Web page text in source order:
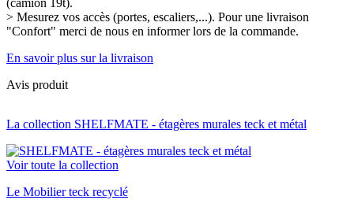
(camion 19t).
> Mesurez vos accès (portes, escaliers,...). Pour une livraison
"Confort" merci de nous en informer lors de la commande.
En savoir plus sur la livraison
Avis produit
La collection SHELFMATE - étagères murales teck et métal
Voir toute la collection
Le Mobilier teck recyclé